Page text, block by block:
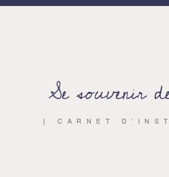
Se souvenir
{ CARNET